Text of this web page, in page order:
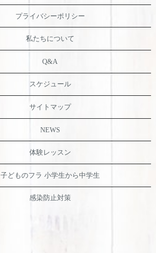
プライバシーポリシー
私たちについて
Q&A
スケジュール
サイトマップ
NEWS
体験レッスン
子どものフラ 小学生から中学生
感染防止対策